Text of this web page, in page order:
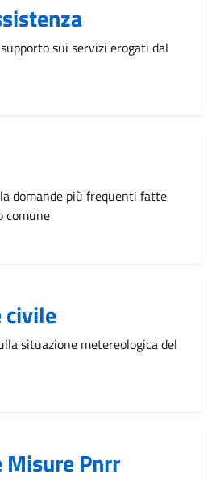
sui servizi erogati dal
domande più frequenti fatte
comune
civile
situazione metereologica del
Pnrr